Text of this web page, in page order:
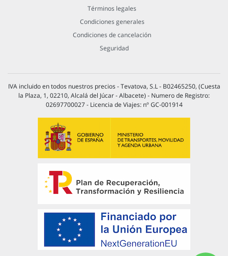
Términos legales
Condiciones generales
Condiciones de cancelación
Seguridad
IVA incluido en todos nuestros precios - Tevatova, S.L - B02465250, (Cuesta
la Plaza, 1, 02210, Alcalá del Júcar - Albacete) - Numero de Registro:
02697700027 - Licencia de Viajes: nº GC-001914